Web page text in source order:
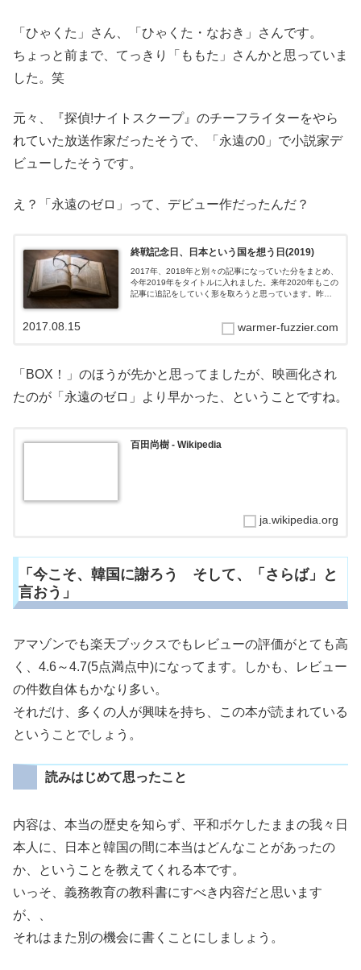
「ひゃくた」さん、「ひゃくた・なおき」さんです。
ちょっと前まで、てっきり「ももた」さんかと思っていま
した。笑
元々、『探偵!ナイトスクープ』のチーフライターをやら
れていた放送作家だったそうで、「永遠の0」で小説家デ
ビューしたそうです。
え？「永遠のゼロ」って、デビュー作だったんだ？
終戦記念日、日本という国を想う日(2019)
2017年、2018年と別々の記事になっていた分をまとめ、
今年2019年をタイトルに入れました。来年2020年もこの
記事に追記をしていく形を取ろうと思っています。昨
warmer-fuzzier.com
2017.08.15
「BOX！」のほうが先かと思ってましたが、映画化され
たのが「永遠のゼロ」より早かった、ということですね。
百田尚樹 - Wikipedia
ja.wikipedia.org
「今こそ、韓国に謝ろう そして、「さらば」と
言おう」
アマゾンでも楽天ブックスでもレビューの評価がとても高
く、4.6～4.7(5点満点中)になってます。しかも、レビュー
の件数自体もかなり多い。
それだけ、多くの人が興味を持ち、この本が読まれている
ということでしょう。
読みはじめて思ったこと
内容は、本当の歴史を知らず、平和ボケしたままの我々日
本人に、日本と韓国の間に本当はどんなことがあったの
か、ということを教えてくれる本です。
いっそ、義務教育の教科書にすべき内容だと思います
が、、
それはまた別の機会に書くことにしましょう。